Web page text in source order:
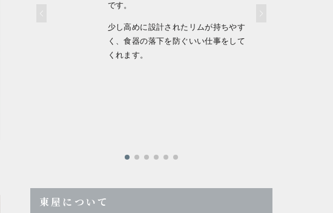
です。
少し高めに設計されたリムが持ちやす
く、食器の落下を防ぐいい仕事をして
くれます。
東屋について